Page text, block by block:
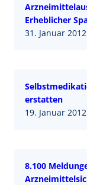
Erheblicher
31. Januar 2012
erstatten
19. Januar 2012
8.100